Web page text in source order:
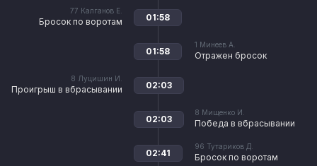
77 Калганов Е.
Бросок по воротам 01:58
1 Минеев А.
Отражен бросок
01:58
8 Луцишин И.
Проигрыш в вбрасывании 02:03
8 Мищенко И.
Победа в вбрасывании
02:03
96 Тутариков Д.
Бросок по воротам
02:41